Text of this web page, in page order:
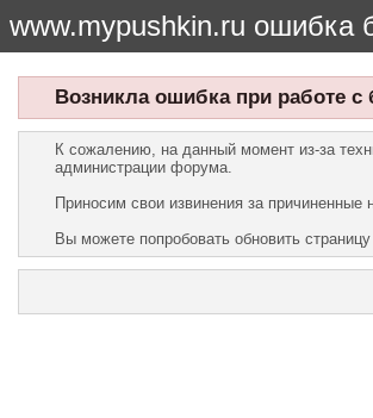
www.mypushkin.ru ошибка
Возникла ошибка при работе с
К сожалению, на данный момент из-за
администрации форума.
Приносим свои извинения за причиненные
Вы можете попробовать обновить